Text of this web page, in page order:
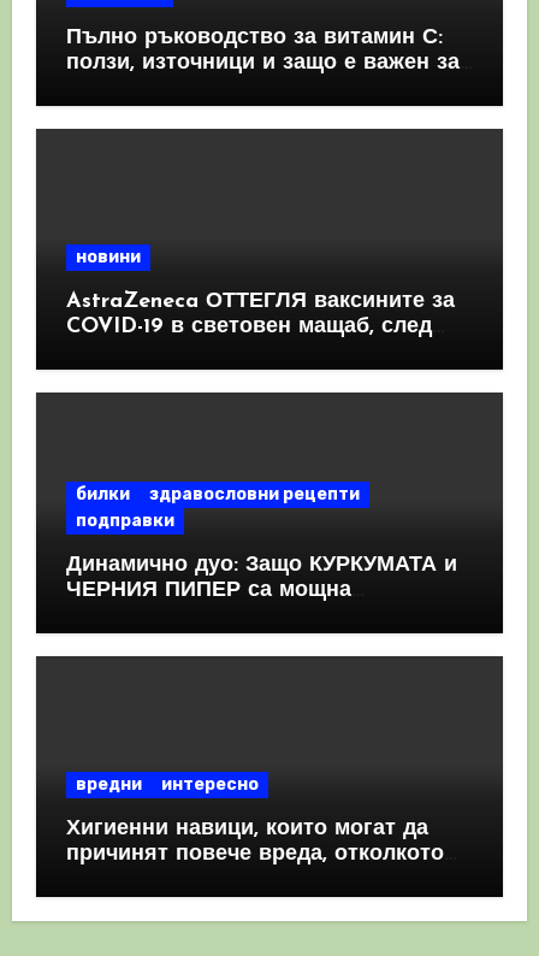
Пълно ръководство за витамин С:
ползи, източници и защо е важен за
новини
AstraZeneca ОТТЕГЛЯ ваксините за
COVID-19 в световен мащаб, след
КРЪВНИ съсиреци
билки
здравословни рецепти
подправки
Динамично дуо: Защо КУРКУМАТА и
ЧЕРНИЯ ПИПЕР са мощна
вредни интересно
Хигиенни навици, които могат да
причинят повече вреда, отколкото